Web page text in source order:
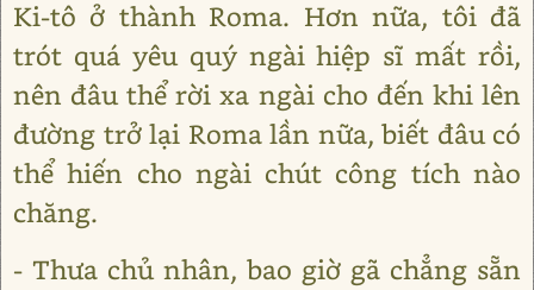
Ki-tô ở thành Roma. Hơn nữa, tôi đã
trót quá yêu quý ngài hiệp sĩ mất rồi,
nên đâu thể rời xa ngài cho đến khi lên
đường trở lại Roma lần nữa, biết đâu có
thể hiến cho ngài chút công tích nào
chăng.
- Thưa chủ nhân, bao giờ gã chẳng sẵn